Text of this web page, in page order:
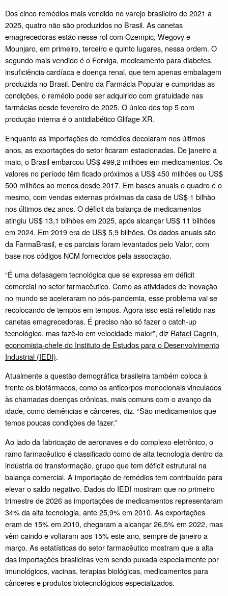
Dos cinco remédios mais vendido no varejo brasileiro de 2021 a
2025, quatro não são produzidos no Brasil. As canetas
emagrecedoras estão nesse rol com Ozempic, Wegovy e
Mounjaro, em primeiro, terceiro e quinto lugares, nessa ordem. O
segundo mais vendido é o Forxiga, medicamento para diabetes,
insuficiência cardíaca e doença renal, que tem apenas embalagem
produzida no Brasil. Dentro da Farmácia Popular e cumpridas as
condições, o remédio pode ser adquirido com gratuidade nas
farmácias desde fevereiro de 2025. O único dos top 5 com
produção interna é o antidiabético Glifage XR.
Enquanto as importações de remédios decolaram nos últimos
anos, as exportações do setor ficaram estacionadas. De janeiro a
maio, o Brasil embarcou US$ 499,2 milhões em medicamentos. Os
valores no período têm ficado próximos a US$ 450 milhões ou US$
500 milhões ao menos desde 2017. Em bases anuais o quadro é o
mesmo, com vendas externas próximas da casa de US$ 1 bilhão
nos últimos dez anos. O déficit da balança de medicamentos
atingiu US$ 13,1 bilhões em 2025, após alcançar US$ 11 bilhões
em 2024. Em 2019 era de US$ 5,9 bilhões. Os dados anuais são
da FarmaBrasil, e os parciais foram levantados pelo Valor, com
base nos códigos NCM fornecidos pela associação.
“É uma defasagem tecnológica que se expressa em déficit
comercial no setor farmacêutico. Como as atividades de inovação
no mundo se aceleraram no pós-pandemia, esse problema vai se
recolocando de tempos em tempos. Agora isso está refletido nas
canetas emagrecedoras. É preciso não só fazer o catch-up
tecnológico, mas fazê-lo em velocidade maior”, diz Rafael Cagnin,
economista-chefe do Instituto de Estudos para o Desenvolvimento
Industrial (IEDI).
Atualmente a questão demográfica brasileira também coloca à
frente os biofármacos, como os anticorpos monoclonais vinculados
às chamadas doenças crônicas, mais comuns com o avanço da
idade, como demências e cânceres, diz. “São medicamentos que
temos poucas condições de fazer.”
Ao lado da fabricação de aeronaves e do complexo eletrônico, o
ramo farmacêutico é classificado como de alta tecnologia dentro da
indústria de transformação, grupo que tem déficit estrutural na
balança comercial. A importação de remédios tem contribuído para
elevar o saldo negativo. Dados do IEDI mostram que no primeiro
trimestre de 2026 as importações de medicamentos representaram
34% da alta tecnologia, ante 25,9% em 2010. As exportações
eram de 15% em 2010, chegaram a alcançar 26,5% em 2022, mas
vêm caindo e voltaram aos 15% este ano, sempre de janeiro a
março. As estatísticas do setor farmacêutico mostram que a alta
das importações brasileiras vem sendo puxada especialmente por
imunológicos, vacinas, terapias biológicas, medicamentos para
cânceres e produtos biotecnológicos especializados.